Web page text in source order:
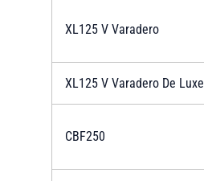
XL125 V Varadero
XL125 V Varadero De Luxe
CBF250